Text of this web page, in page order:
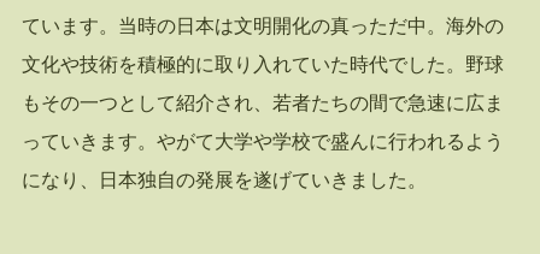
ています。当時の日本は文明開化の真っただ中。海外の
文化や技術を積極的に取り入れていた時代でした。野球
もその一つとして紹介され、若者たちの間で急速に広ま
っていきます。やがて大学や学校で盛んに行われるよう
になり、日本独自の発展を遂げていきました。